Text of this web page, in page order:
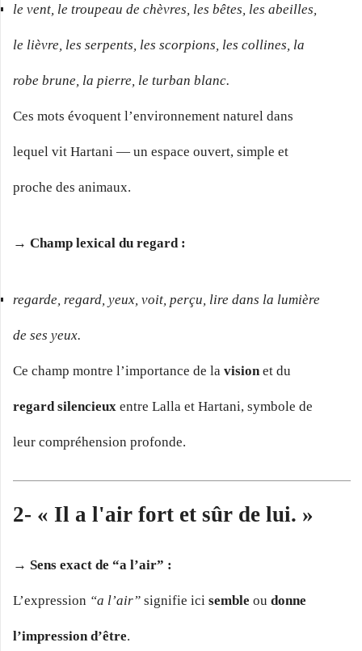
le vent, le troupeau de chèvres, les bêtes, les abeilles,
le lièvre, les serpents, les scorpions, les collines, la
robe brune, la pierre, le turban blanc.
Ces mots évoquent l’environnement naturel dans
lequel vit Hartani — un espace ouvert, simple et
proche des animaux.
→ Champ lexical du regard :
regarde, regard, yeux, voit, perçu, lire dans la lumière
de ses yeux.
Ce champ montre l’importance de la vision et du
regard silencieux entre Lalla et Hartani, symbole de
leur compréhension profonde.
2- « Il a l'air fort et sûr de lui. »
→ Sens exact de “a l’air” :
L’expression “a l’air” signifie ici semble ou donne
l’impression d’être.